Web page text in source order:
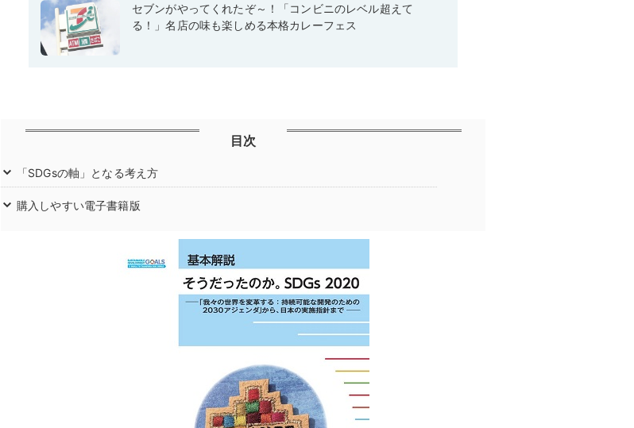
セブンがやってくれたぞ～！「コンビニのレベル超えて
る！」名店の味も楽しめる本格カレーフェス
目次
「SDGsの軸」となる考え方
購入しやすい電子書籍版